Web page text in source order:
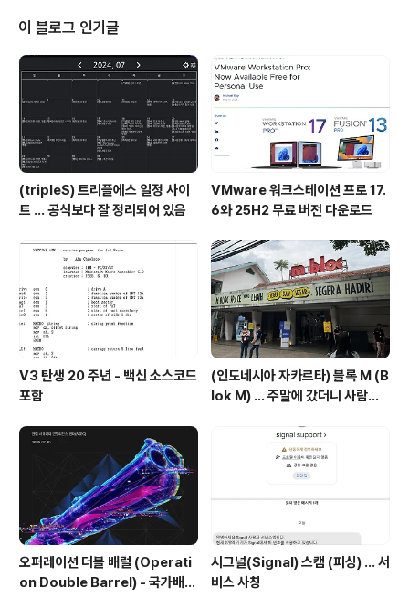
(?) 처음보다 보니 신기해서 [차단 이유 상세 정보]를 클릭
해 봅니다.하지만, 이쪽 일을 하는 저도 헷갈리는 문구 뿐이
네요. (...) 제 블로그가 악성코드를 배포한적은 없고 실제
악성코드는 다른 곳(happy*.co.kr, car*.net)에서 배포 -
이 블로그 인기글
(tripleS) 트리플에스 일정 사이
트 ... 공식보다 잘 정리되어 있음
VMware 워크스테이션 프로 17.
6와 25H2 무료 버전 다운로드
V3 탄생 20 주년 - 백신 소스코드
포함
(인도네시아 자카르타) 블록 M (B
lok M) ... 주말에 갔더니 사람이
오퍼레이션 더블 배럴 (Operati
on Double Barrel) - 국가배후
시그널(Signal) 스캠 (피싱) ... 서
비스 사칭